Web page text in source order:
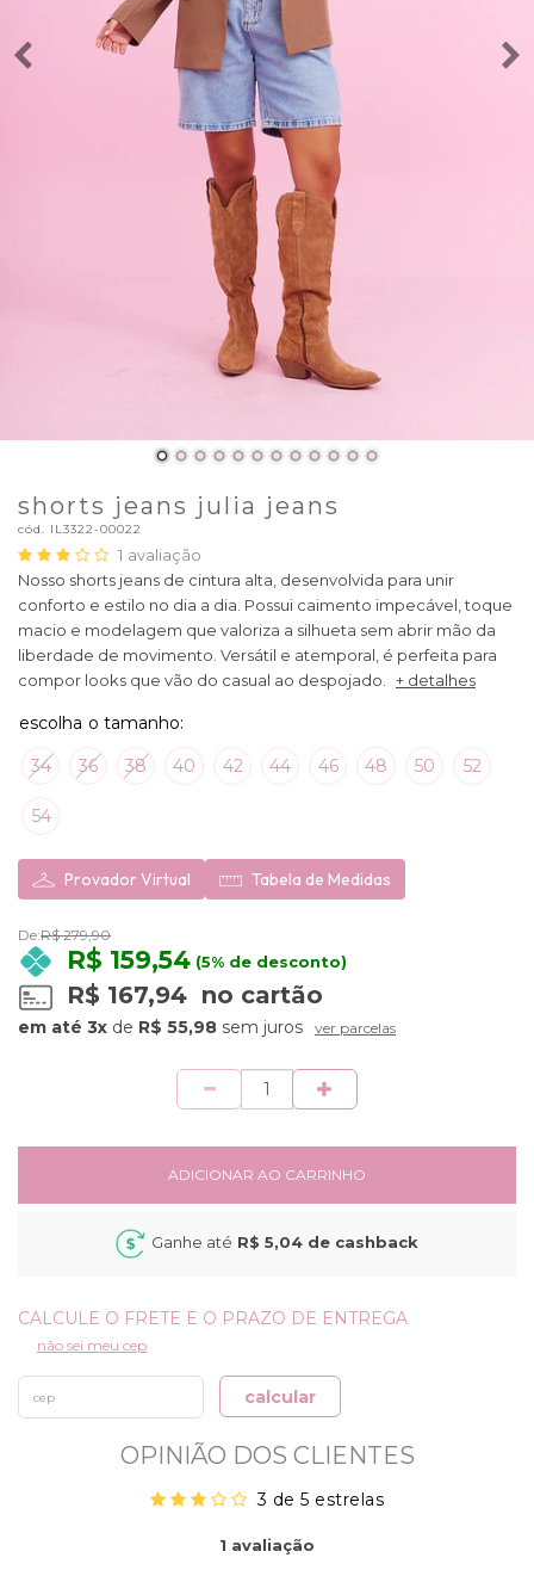
shorts jeans julia jeans
cód. IL3322-00022
1 avaliação
Nosso shorts jeans de cintura alta, desenvolvida para unir
conforto e estilo no dia a dia. Possui caimento impecável, toque
macio e modelagem que valoriza a silhueta sem abrir mão da
liberdade de movimento. Versátil e atemporal, é perfeita para
compor looks que vão do casual ao despojado.
+ detalhes
34 36 38 40 42 44 46 48 50 52
54
Provador Virtual Tabela de Medidas
De:R$ 279,90
R$ 159,54 (5% de desconto)
R$ 167,94 no cartão
3x de R$ 55,98 sem juros ver parcelas
ADICIONAR AO CARRINHO
Ganhe até R$ 5,04 de cashback
não sei meu cep
calcular
OPINIÃO DOS CLIENTES
3 de 5 estrelas
1 avaliação